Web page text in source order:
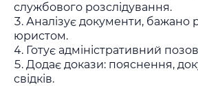
службового розслідування.
Аналізує документи, бажано
юристом.
Готує адміністративний
Додає докази: пояснення,
свідків.